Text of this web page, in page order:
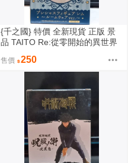
{千之國} 特價 全新現貨 正版 景
品 TAITO Re:從零開始的異世界
售價 250